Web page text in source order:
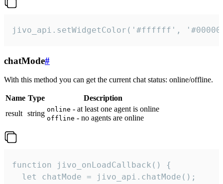
jivo_api.setWidgetColor('#ffffff',
chatMode#
With this method you can get the current chat status: online/offline.
Name Type
Description
result string online - at least one agent is online
offline - no agents are online
function jivo_onLoadCallback() {
  let chatMode = jivo_api.chatMode();